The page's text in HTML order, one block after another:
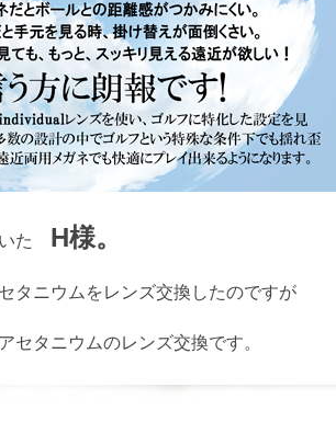
いた H様。
タニウムをレンズ交換したのですが
セタニウムのレンズ交換です。